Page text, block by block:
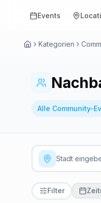
Events
Kategorien
Alle Community-
Filter